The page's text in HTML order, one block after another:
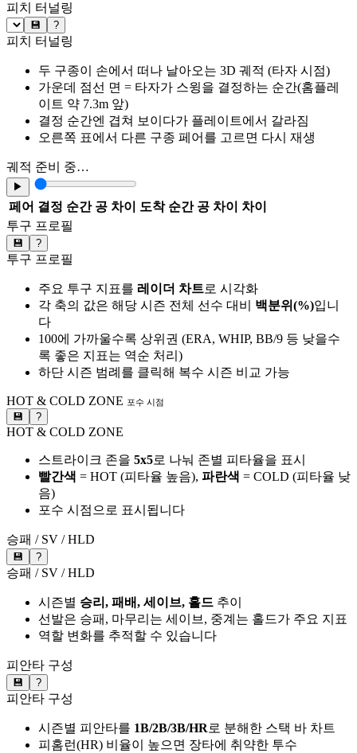
피치 터널링
💾 ?
피치 터널링
두 구종이 손에서 떠나 날아오는 3D 궤적 (타자 시점)
가운데 점선 면 = 타자가 스윙을 결정하는 순간(홈플레
이트 약 7.3m 앞)
결정 순간엔 겹쳐 보이다가 플레이트에서 갈라짐
오른쪽 표에서 다른 구종 페어를 고르면 다시 재생
궤적 준비 중…
▶
페어 결정 순간 공 차이 도착 순간 공 차이
차이
투구 프로필
💾 ?
투구 프로필
주요 투구 지표를 레이더 차트로 시각화
각 축의 값은 해당 시즌 전체 선수 대비 백분위(%)입니
다
100에 가까울수록 상위권 (ERA, WHIP, BB/9 등 낮을수
록 좋은 지표는 역순 처리)
하단 시즌 범례를 클릭해 복수 시즌 비교 가능
HOT & COLD ZONE 포수 시점
💾 ?
HOT & COLD ZONE
스트라이크 존을 5x5로 나눠 존별 피타율을 표시
빨간색 = HOT (피타율 높음), 파란색 = COLD (피타율 낮
음)
포수 시점으로 표시됩니다
승패 / SV / HLD
💾 ?
승패 / SV / HLD
시즌별 승리, 패배, 세이브, 홀드 추이
선발은 승패, 마무리는 세이브, 중계는 홀드가 주요 지표
역할 변화를 추적할 수 있습니다
피안타 구성
💾 ?
피안타 구성
시즌별 피안타를 1B/2B/3B/HR로 분해한 스택 바 차트
피홈런(HR) 비율이 높으면 장타에 취약한 투수